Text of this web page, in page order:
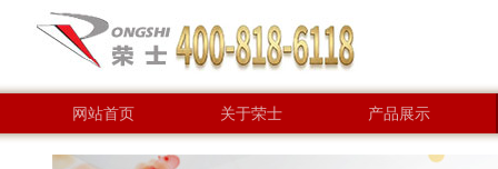
网站首页 关于荣士 产品展示
联系方式